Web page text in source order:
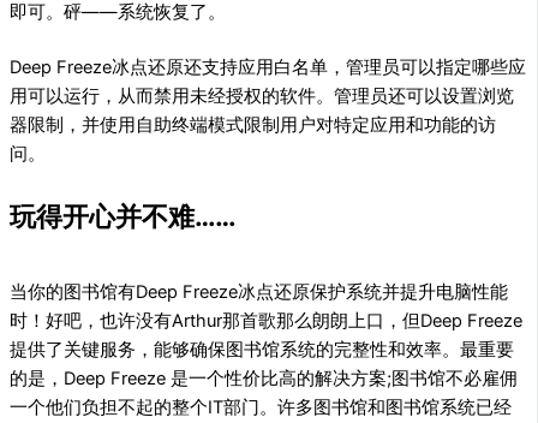
即可。砰——系统恢复了。
Deep Freeze冰点还原还支持应用白名单，管理员可以指定哪些应
用可以运行，从而禁用未经授权的软件。管理员还可以设置浏览
器限制，并使用自助终端模式限制用户对特定应用和功能的访
问。
玩得开心并不难……
当你的图书馆有Deep Freeze冰点还原保护系统并提升电脑性能
时！好吧，也许没有Arthur那首歌那么朗朗上口，但Deep Freeze
提供了关键服务，能够确保图书馆系统的完整性和效率。最重要
的是，Deep Freeze 是一个性价比高的解决方案;图书馆不必雇佣
一个他们负担不起的整个IT部门。许多图书馆和图书馆系统已经